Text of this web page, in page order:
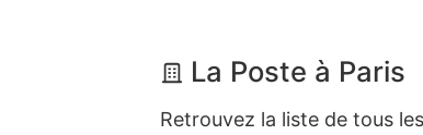
La Poste à Paris
Retrouvez la liste de tous